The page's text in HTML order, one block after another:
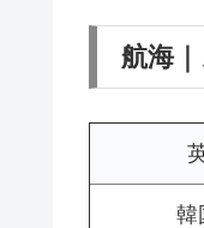
航海
韓